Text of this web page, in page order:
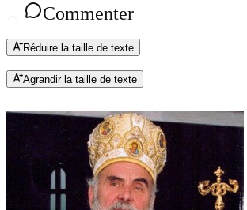
Commenter
Réduire la taille de texte
Agrandir la taille de texte